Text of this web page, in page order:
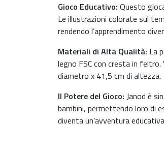
Gioco Educativo: Questo
Le illustrazioni colorate sul
rendendo l’apprendimento
Materiali di Alta Qualità: La
legno FSC con cresta in feltro.
diametro x 41,5 cm di altezza.
Il Potere del Gioco: Janod è
bambini, permettendo loro di
diventa un’avventura